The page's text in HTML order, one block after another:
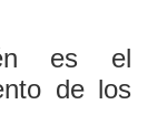
es el
de los